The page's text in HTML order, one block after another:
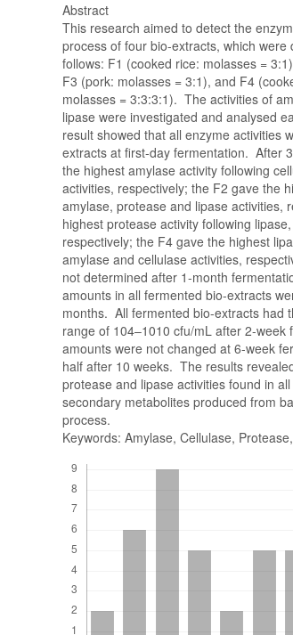
Abstract
This research aimed to detect the
process of four bio-extracts, which
follows: F1 (cooked rice: molasses =
F3 (pork: molasses = 3:1), and F4
molasses = 3:3:3:1). The activities of
lipase were investigated and analysed
result showed that all enzyme activities
extracts at first-day fermentation. After
the highest amylase activity following
activities, respectively; the F2 gave the
amylase, protease and lipase activities,
highest protease activity following
respectively; the F4 gave the highest
amylase and cellulase activities,
not determined after 1-month
amounts in all fermented bio-extracts
months. All fermented bio-extracts had
range of 104–1010 cfu/mL after 2-
amounts were not changed at 6-week
half after 10 weeks. The results
protease and lipase activities found in
secondary metabolites produced from
process.
Keywords: Amylase, Cellulase,